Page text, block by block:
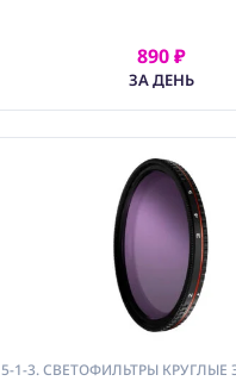
,
(OPT) ОПТИКА
890 ₽
ЗА ДЕНЬ
АРЕНДОВАТЬ
5-1-3. СВЕТОФИЛЬТРЫ